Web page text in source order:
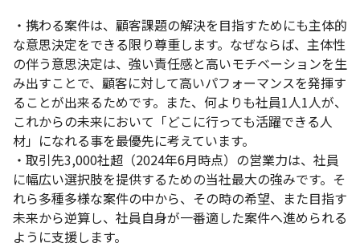
環境：Go、AWS、Kotlin
・金融系WEBアプリケーション開発（リモートワーク導入）
工程：要件定義～テスト
環境：Go、Java、AWS、Docker
・クレジットカード決済管理システム開発（リモートワーク導
入）
工程：基本設計～テスト
環境：Go、MySQL 、Docker、AWS
・携わる案件は、顧客課題の解決を目指すためにも主体的
な意思決定をできる限り尊重します。なぜならば、主体性
の伴う意思決定は、強い責任感と高いモチベーションを生
み出すことで、顧客に対して高いパフォーマンスを発揮す
ることが出来るためです。また、何よりも社員1人1人が、
これからの未来において「どこに行っても活躍できる人
材」になれる事を最優先に考えています。
・取引先3,000社超（2024年6月時点）の営業力は、社員
に幅広い選択肢を提供するための当社最大の強みです。そ
れら多種多様な案件の中から、その時の希望、また目指す
未来から逆算し、社員自身が一番適した案件へ進められる
ように支援します。